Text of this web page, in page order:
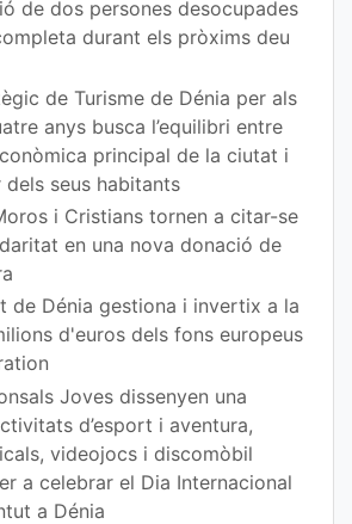
de dos persones desocupades
durant els pròxims deu
de Turisme de Dénia per als
anys busca l’equilibri entre
principal de la ciutat i
dels seus habitants
i Cristians tornen a citar-se
en una nova donació de
de Dénia gestiona i invertix a la
d'euros dels fons europeus
Joves dissenyen una
d’esport i aventura,
videojocs i discomòbil
a celebrar el Dia Internacional
a Dénia